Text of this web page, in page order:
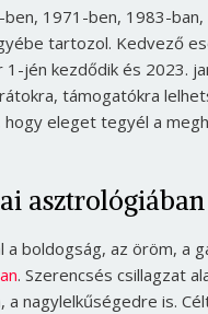
1971-ben, 1983-
tartozol. Kedvező
jén kezdődik és 2023.
támogatókra
hogy eleget tegyél a
asztrológiában
a boldogság, az öröm, a
. Szerencsés csillagzat
a nagylelkűségedre is.